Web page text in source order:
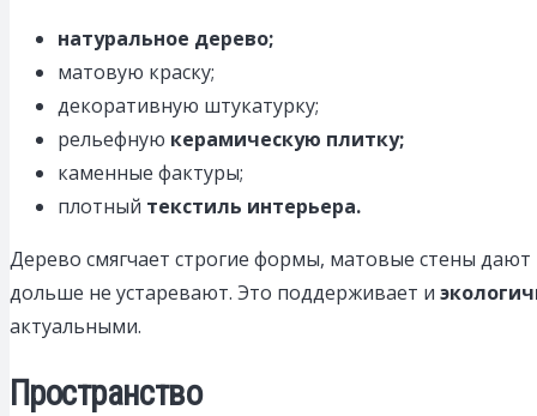
натуральное дерево;
матовую краску;
декоративную штукатурку;
рельефную керамическую плитку;
каменные фактуры;
плотный текстиль интерьера.
Дерево смягчает строгие формы, матовые стены
дольше не устаревают. Это поддерживает и
актуальными.
Пространство